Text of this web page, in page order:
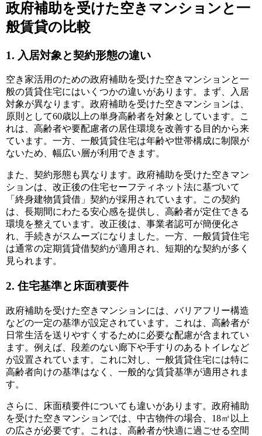
政府補助を受けた空きマンションと一
般賃貸の比較
1. 入居対象と契約形態の違い
空き家活用のための政府補助を受けた空きマンションと一
般の賃貸住宅にはいくつかの違いがあります。まず、入居
対象が異なります。政府補助を受けた空きマンションは、
原則として60歳以上の単身高齢者を対象としています。こ
れは、高齢者や要配慮者の居住環境を改善する目的から来
ています。一方、一般賃貸住宅は年齢や世帯構成に制限が
ないため、幅広い層が利用できます。
また、契約形態も異なります。政府補助を受けた空きマン
ションは、改正後の住宅セーフティネット法に基づいて
「終身建物賃貸借」契約が採用されています。この契約
は、長期間にわたる安心感を提供し、高齢者が定住できる
環境を整えています。改正後は、事業者認可が簡便化さ
れ、手続きがスムーズになりました。一方、一般賃貸住宅
は通常の定期賃貸借契約が適用され、短期的な契約が多く
見られます。
2. 住宅基準と床面積要件
政府補助を受けた空きマンションには、バリアフリー構造
などの一定の基準が設定されています。これは、高齢者が
日常生活を送りやすくするために必要な配慮が含まれてい
ます。例えば、段差のない廊下や手すりのあるトイレなど
が設置されています。これに対し、一般賃貸住宅には特に
高齢者向けの基準はなく、一般的な賃貸基準が適用されま
す。
さらに、床面積要件についても違いがあります。政府補助
を受けた空きマンションでは、中古物件の場合、18㎡以上
の広さが必要です。これは、高齢者が快適に過ごせる空間